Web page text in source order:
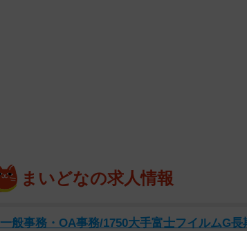
まいどなの求人情報
一般事務・OA事務/1750大手富士フイルムG